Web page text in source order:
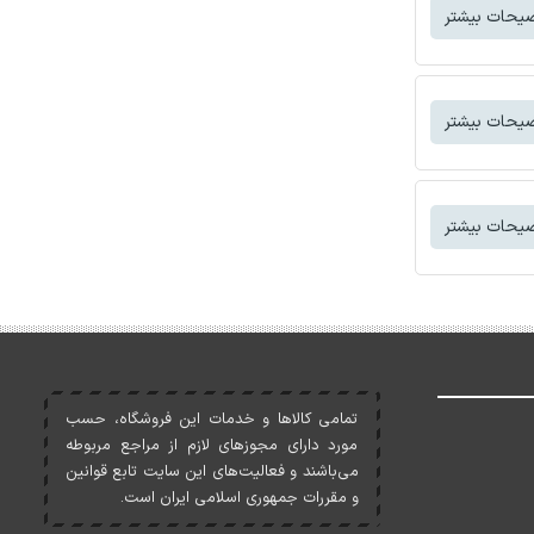
بیشتر
بیشتر
بیشتر
تمامی کالاها و خدمات اين فروشگاه، حسب
مورد دارای مجوزهای لازم از مراجع مربوطه
می‌باشند و فعاليت‌های اين سايت تابع قوانين
و مقررات جمهوری اسلامی ايران است.